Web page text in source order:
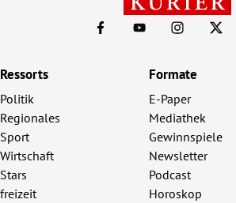
Ressorts
Politik
Regionales
Sport
Wirtschaft
Stars
freizeit
Formate
E-Paper
Mediathek
Gewinnspiele
Newsletter
Podcast
Horoskop